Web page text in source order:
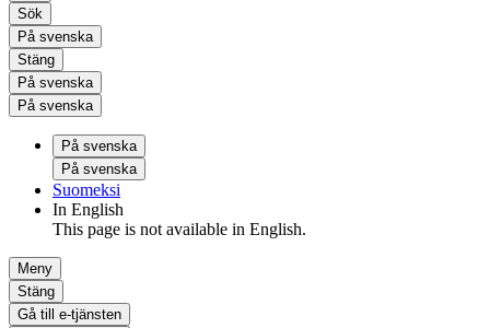
Sök
På svenska
Stäng
På svenska
På svenska
På svenska
På svenska
Suomeksi
In English
This page is not available in English.
Meny
Stäng
Gå till e-tjänsten